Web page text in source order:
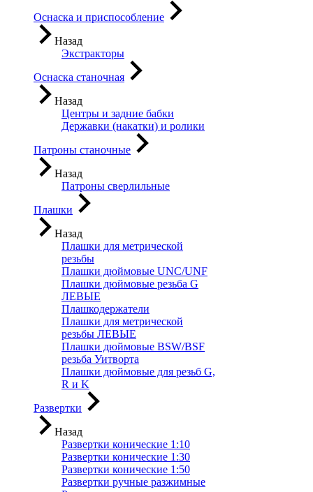
Оснаска и приспособление
Назад
Экстракторы
Оснаска станочная
Назад
Центры и задние бабки
Державки (накатки) и ролики
Патроны станочные
Назад
Патроны сверлильные
Плашки
Назад
Плашки для метрической
резьбы
Плашки дюймовые UNC/UNF
Плашки дюймовые резьба G
ЛЕВЫЕ
Плашкодержатели
Плашки для метрической
резьбы ЛЕВЫЕ
Плашки дюймовые BSW/BSF
резьба Уитворта
Плашки дюймовые для резьб G,
R и K
Развертки
Назад
Развертки конические 1:10
Развертки конические 1:30
Развертки конические 1:50
Развертки ручные разжимные